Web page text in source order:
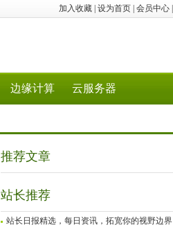
加入收藏 设为首页 会员中心
边缘计算 云服务器
推荐文章
站长推荐
站长日报精选，每日资讯，拓宽你的视野边界